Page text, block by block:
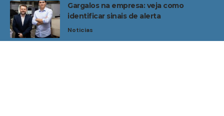
Gargalos na empresa: veja como
identificar sinais de alerta
Noticias